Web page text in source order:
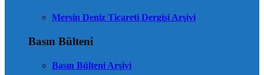
Mersin Deniz Ticareti Dergisi Arşivi
Basın Bülteni
Basın Bülteni Arşivi